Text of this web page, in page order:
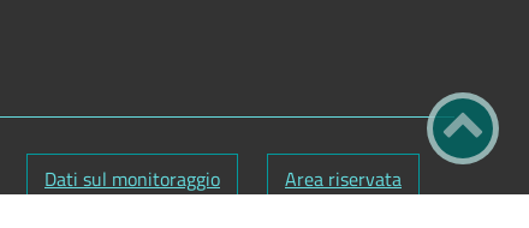
Dati sul monitoraggio Area riservata